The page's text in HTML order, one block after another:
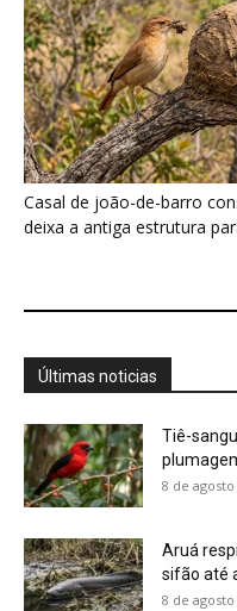
Casal de joão-de-barro
deixa a antiga estrutura
Últimas noticias
Tiê-
8 de
Aruá
sifão até
8 de